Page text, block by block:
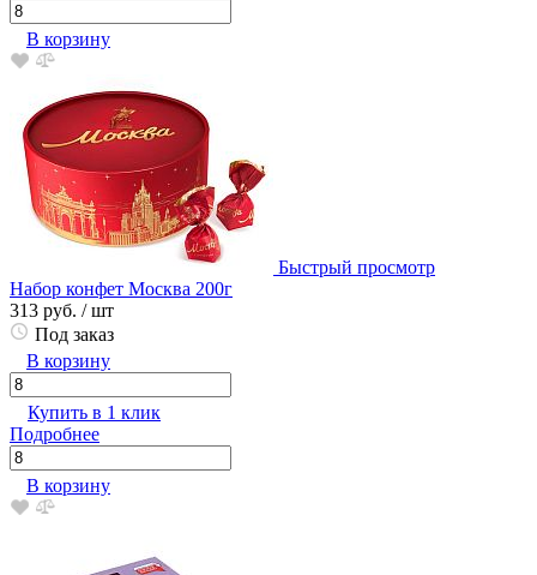
В корзину
Быстрый просмотр
Набор конфет Москва 200г
313 руб. / шт
Под заказ
В корзину
Купить в 1 клик
Подробнее
В корзину